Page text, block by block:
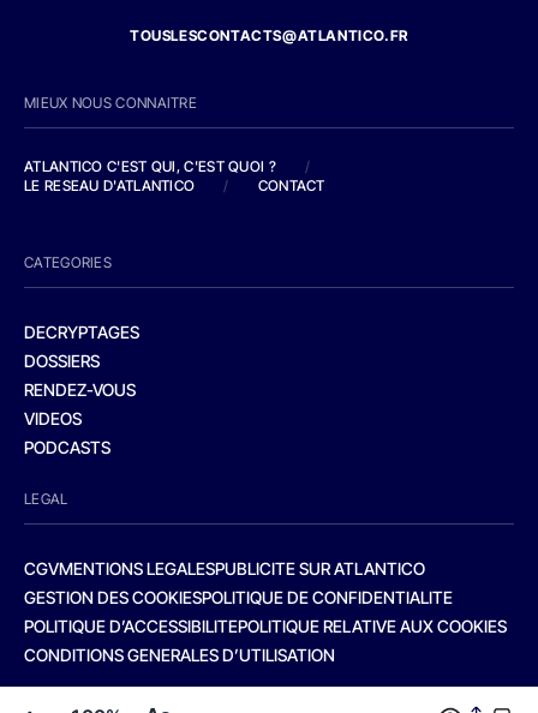
TOUSLESCONTACTS@ATLANTICO.FR
MIEUX NOUS CONNAITRE
ATLANTICO C'EST QUI, C'EST QUOI ?
/
LE RESEAU D'ATLANTICO
/ CONTACT
CATEGORIES
DECRYPTAGES
DOSSIERS
RENDEZ-VOUS
VIDEOS
PODCASTS
LEGAL
CGVMENTIONS LEGALESPUBLICITE SUR ATLANTICO
GESTION DES COOKIESPOLITIQUE DE CONFIDENTIALITE
POLITIQUE D’ACCESSIBILITEPOLITIQUE RELATIVE AUX COOKIES
CONDITIONS GENERALES D’UTILISATION